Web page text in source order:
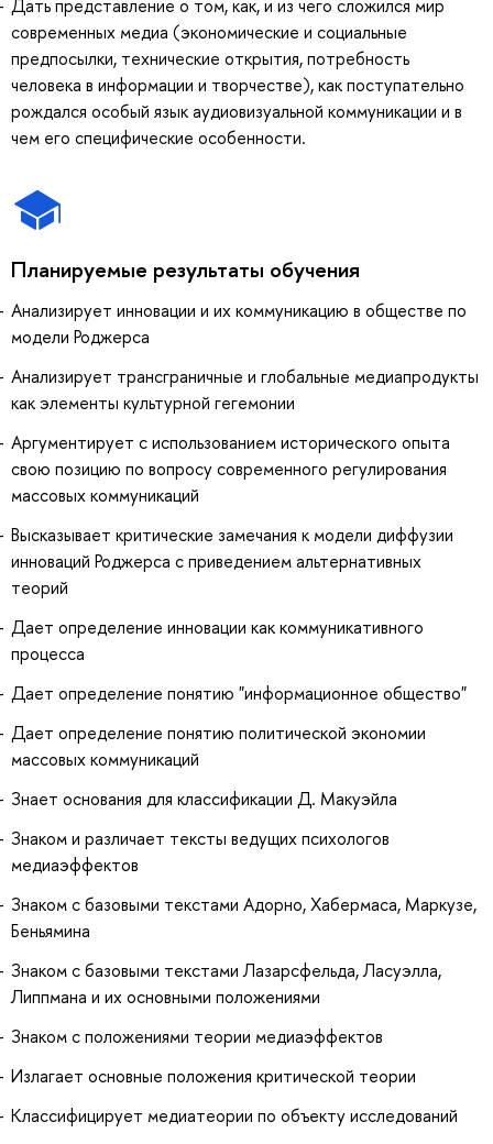
Дать представление о том, как, и из чего сложился мир
современных медиа (экономические и социальные
предпосылки, технические открытия, потребность
человека в информации и творчестве), как поступательно
рождался особый язык аудиовизуальной коммуникации и в
чем его специфические особенности.
Планируемые результаты обучения
Анализирует инновации и их коммуникацию в обществе по
модели Роджерса
Анализирует трансграничные и глобальные медиапродукты
как элементы культурной гегемонии
Аргументирует с использованием исторического опыта
свою позицию по вопросу современного регулирования
массовых коммуникаций
Высказывает критические замечания к модели диффузии
инноваций Роджерса с приведением альтернативных
теорий
Дает определение инновации как коммуникативного
процесса
Дает определение понятию "информационное общество"
Дает определение понятию политической экономии
массовых коммуникаций
Знает основания для классификации Д. Макуэйла
Знаком и различает тексты ведущих психологов
медиаэффектов
Знаком с базовыми текстами Адорно, Хабермаса, Маркузе,
Беньямина
Знаком с базовыми текстами Лазарсфельда, Ласуэлла,
Липпмана и их основными положениями
Знаком с положениями теории медиаэффектов
Излагает основные положения критической теории
Классифицирует медиатеории по объекту исследований